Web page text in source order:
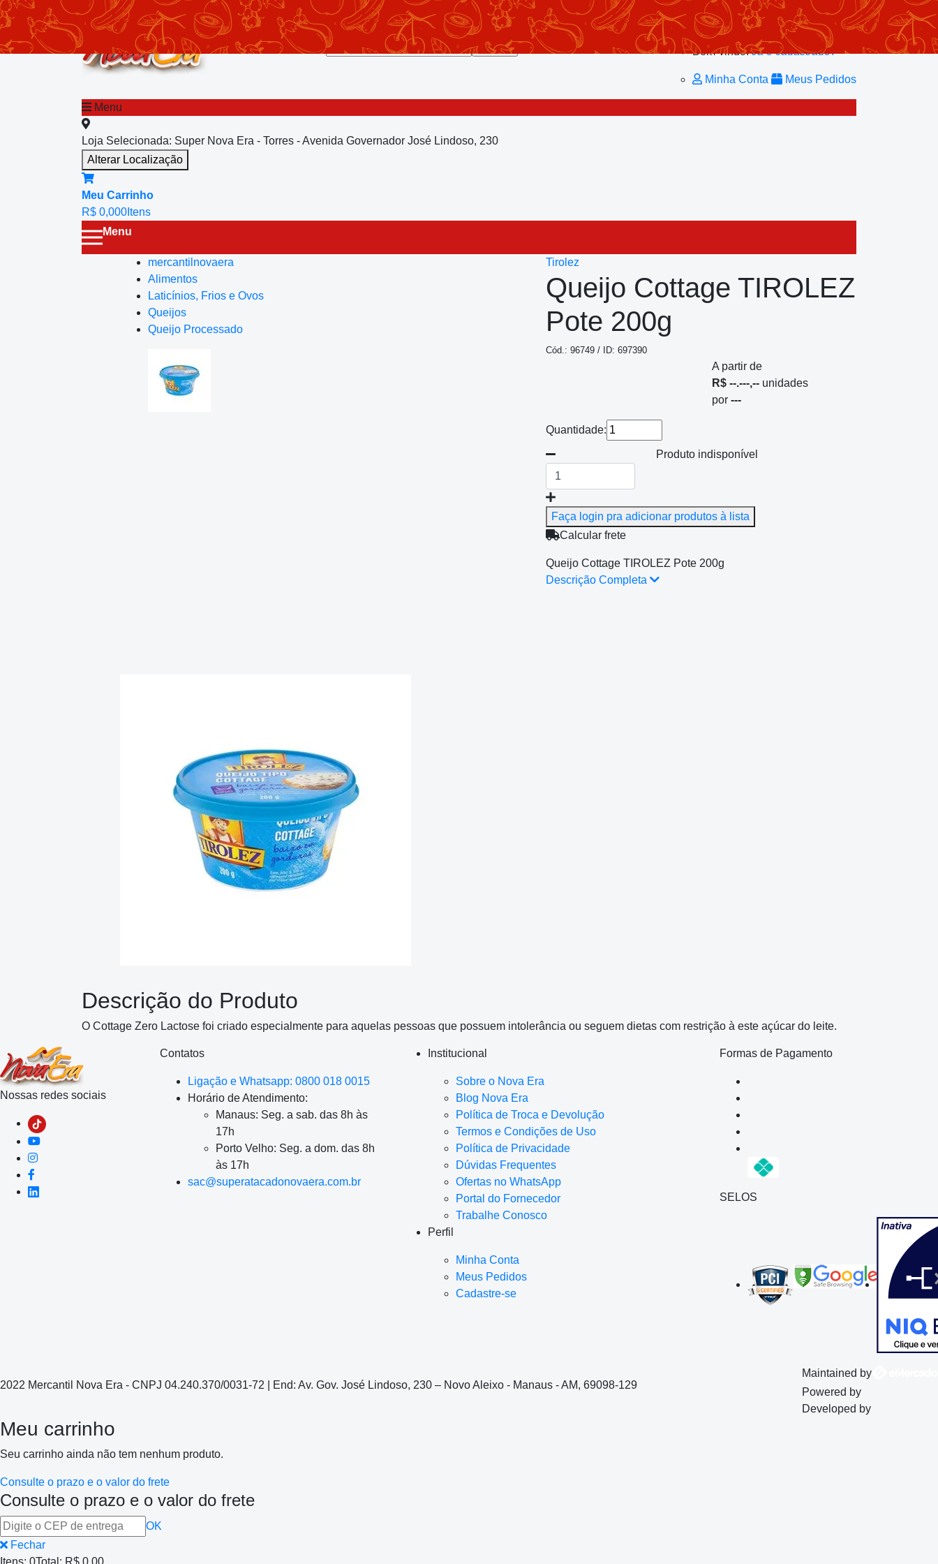
Repetir Pedido
Minha Conta
Bem-vindo!Já é cadastrado?
Minha Conta Meus Pedidos
Menu
Loja Selecionada: Super Nova Era - Torres - Avenida Governador José Lindoso, 230
Alterar Localização
Meu Carrinho
R$ 0,000 Itens
Menu
mercantilnovaera
Alimentos
Laticínios, Frios e Ovos
Queijos
Queijo Processado
Tirolez
Queijo Cottage TIROLEZ
Pote 200g
Cód.: 96749 / ID: 697390
A partir de
R$ --.---,--unidades
por ---
Quantidade:
Produto indisponível
Faça login pra adicionar produtos à lista
Calcular frete
Queijo Cottage TIROLEZ Pote 200g
Descrição Completa
Descrição do Produto
O Cottage Zero Lactose foi criado especialmente para aquelas pessoas que possuem intolerância ou seguem dietas com restrição à este açúcar do leite.
Nossas redes sociais
Contatos
Ligação e Whatsapp: 0800 018 0015
Horário de Atendimento:
Manaus: Seg. a sab. das 8h às
17h
Porto Velho: Seg. a dom. das 8h
às 17h
sac@superatacadonovaera.com.br
Institucional
Sobre o Nova Era
Blog Nova Era
Política de Troca e Devolução
Termos e Condições de Uso
Política de Privacidade
Dúvidas Frequentes
Ofertas no WhatsApp
Portal do Fornecedor
Trabalhe Conosco
Perfil
Minha Conta
Meus Pedidos
Cadastre-se
Formas de Pagamento
SELOS
2022 Mercantil Nova Era - CNPJ 04.240.370/0031-72 | End: Av. Gov. José Lindoso, 230 – Novo Aleixo - Manaus - AM, 69098-129
Maintained by
Powered by
Developed by
Meu carrinho
Seu carrinho ainda não tem nenhum produto.
Consulte o prazo e o valor do frete
Consulte o prazo e o valor do frete
OK
Fechar
Itens: 0Total: R$ 0,00